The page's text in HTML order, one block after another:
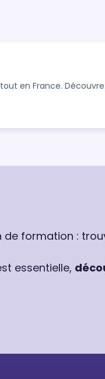
en France.
formation :
essentielle,